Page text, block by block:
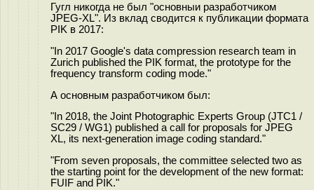
Гугл никогда не был "основныи разработчиком
JPEG-XL". Из вклад сводится к публикации формата
PIK в 2017:
"In 2017 Google's data compression research team in
Zurich published the PIK format, the prototype for the
frequency transform coding mode."
А основным разработчиком был:
"In 2018, the Joint Photographic Experts Group (JTC1 /
SC29 / WG1) published a call for proposals for JPEG
XL, its next-generation image coding standard."
"From seven proposals, the committee selected two as
the starting point for the development of the new format:
FUIF and PIK."